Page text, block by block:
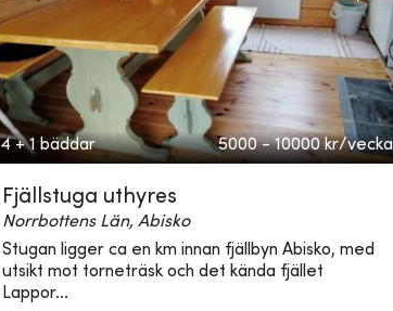
4 + 1 bäddar 5000 - 10000 kr/vecka
Fjällstuga uthyres
Norrbottens Län, Abisko
Stugan ligger ca en km innan fjällbyn Abisko, med
utsikt mot torneträsk och det kända fjället
Lappor...